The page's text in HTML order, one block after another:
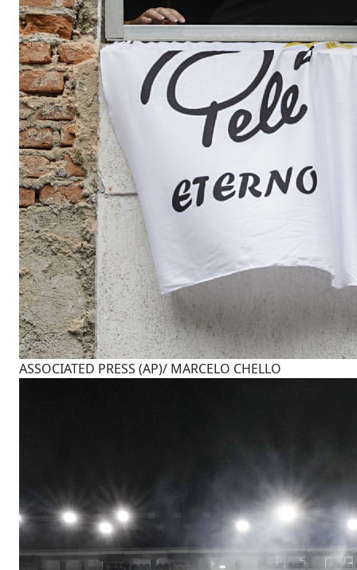
ASSOCIATED PRESS (AP)/ MARCELO CHELLO